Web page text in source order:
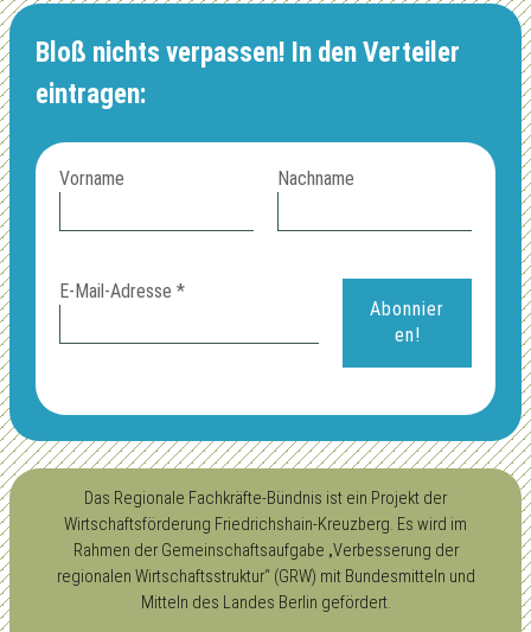
Bloß nichts verpassen! In den Verteiler
eintragen:
Vorname Nachname
E-Mail-Adresse*
Das Regionale Fachkräfte-Bündnis ist ein Projekt der
Wirtschaftsförderung Friedrichshain-Kreuzberg. Es wird im
Rahmen der Gemeinschaftsaufgabe „Verbesserung der
regionalen Wirtschaftsstruktur“ (GRW) mit Bundesmitteln und
Mitteln des Landes Berlin gefördert.